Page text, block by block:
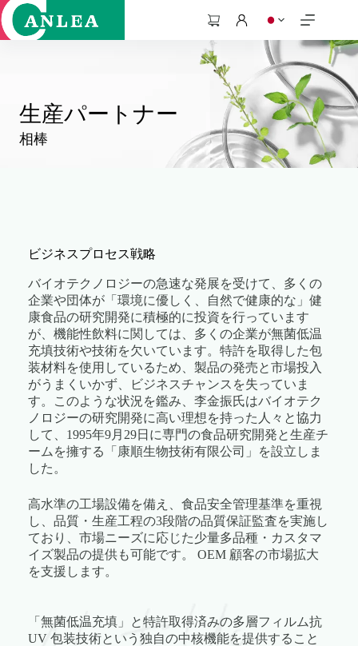
コ
ン
テ
シ
ョ
ッ
ピ
カ
ー
ト
生産パートナー
相棒
ビジネスプロセス戦略
バイオテクノロジーの急速な発展を受けて、多くの
企業や団体が「環境に優しく、自然で健康的な」健
康食品の研究開発に積極的に投資を行っています
が、機能性飲料に関しては、多くの企業が無菌低温
充填技術や技術を欠いています。特許を取得した包
装材料を使用しているため、製品の発売と市場投入
がうまくいかず、ビジネスチャンスを失っていま
す。このような状況を鑑み、李金振氏はバイオテク
ノロジーの研究開発に高い理想を持った人々と協力
して、1995年9月29日に専門の食品研究開発と生産チ
ームを擁する「康順生物技術有限公司」を設立しま
した。
高水準の工場設備を備え、食品安全管理基準を重視
し、品質・生産工程の3段階の品質保証監査を実施し
ており
、市場ニーズに応じた少量多品種・カスタマ
イズ製品の提供も可能です。 OEM 顧客の市場拡大
を支援します。
「無菌低温充填」と特許取得済みの多層フィルム抗
UV 包装技術という独自の中核機能を提供すること